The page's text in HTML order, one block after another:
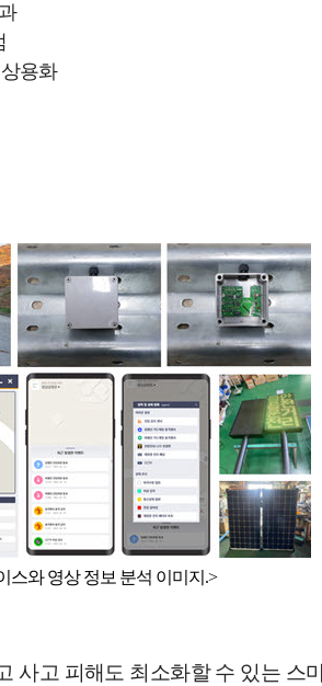
용화
스와 영상 정보 분석 이미지.>
사고 피해도 최소화할 수 있는 스